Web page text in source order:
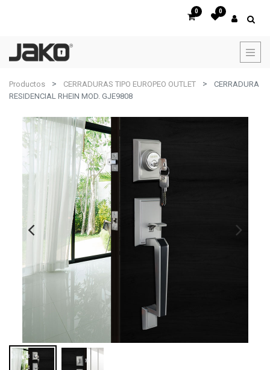
0 0
Productos CERRADURAS TIPO EUROPEO OUTLET
CERRADURA
RESIDENCIAL RHEIN MOD. GJE9808